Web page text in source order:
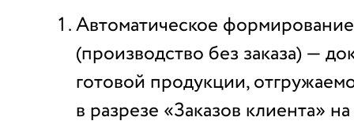
Автоматическое
(производство без заказа) —
готовой продукции,
в разрезе «Заказов клиента»